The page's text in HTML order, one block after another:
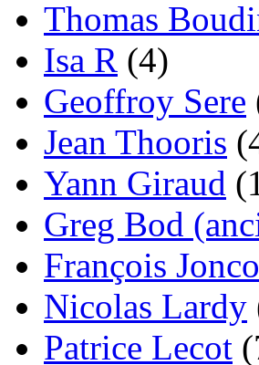
Thomas
Isa R (4)
Geoffroy Sere
Jean Thooris
Yann Giraud
Greg Bod
François
Nicolas Lardy
Patrice Lecot